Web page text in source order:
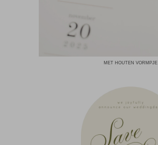
MET HOUTEN VORMPJE